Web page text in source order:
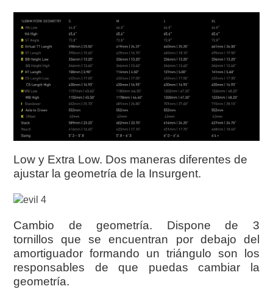
Low y Extra Low. Dos maneras diferentes de
ajustar la geometría de la Insurgent.
Cambio de geometría. Dispone de 3
tornillos que se encuentran por debajo del
amortiguador formando un triángulo son los
responsables de que puedas cambiar la
geometría.